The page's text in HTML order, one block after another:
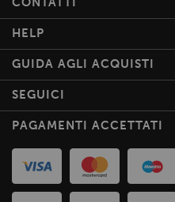
HELP
GUIDA AGLI ACQUISTI
SEGUICI
PAGAMENTI ACCETTATI